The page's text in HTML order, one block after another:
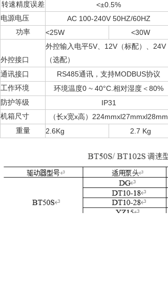
转速精度误差
<±0.5%
电源电压 AC 100-240V 50HZ/60HZ
功率 <25W <30W
外控接口
外控输入电平5V、 12V（标配）、 24V
（选配）
通讯接口
RS485通讯，支持MODBUS协议
工作环境
环境温度0 ~ 40°C. 相对湿度 ＜80%
防护等级 IP31
机箱尺寸 （长x宽x高） 224mmxl27mmxl28mm
重量 2.6Kg 2. 7 Kg